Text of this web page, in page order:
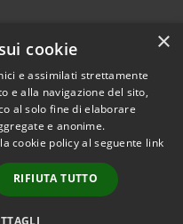
Copyright © 2026 • Comune di
Erba • Powered by
Municipium•
Accesso
redazione
×
cookie
e assimilati strettamente
e alla navigazione del sito,
al solo fine di elaborare
e anonime.
cookie policy al seguente link
RIFIUTA TUTTO